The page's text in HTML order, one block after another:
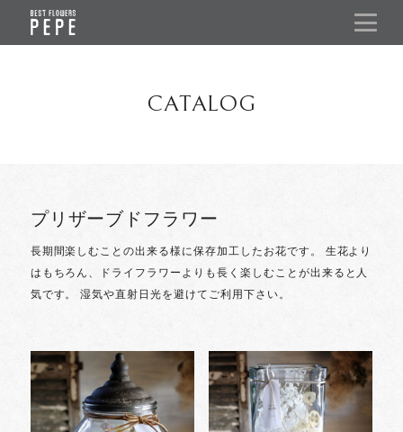
CATALOG
プリザーブドフラワー
長期間楽しむことの出来る様に保存加工したお花です。
生花より
はもちろん、ドライフラワーよりも長く楽しむことが出来ると人
気です。
湿気や直射日光を避けてご利用下さい。